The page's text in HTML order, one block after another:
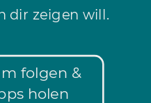
dir zeigen will.
folgen &
holen